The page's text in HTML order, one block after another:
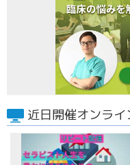
近日開催オンライ